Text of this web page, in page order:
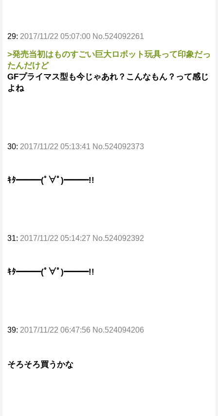
29: 2017/11/22 05:07:00 No.524092261
>発売当初はものすごい巨大ロボット玩具って印象だっ
たんだけど
GFプライマス型も今じゃあれ？こんなもん？って感じ
よね
30: 2017/11/22 05:13:41 No.524092373
ｷﾀ━━━(ﾟ∀ﾟ)━━━!!
31: 2017/11/22 05:14:27 No.524092392
ｷﾀ━━━(ﾟ∀ﾟ)━━━!!
39: 2017/11/22 06:47:56 No.524094206
そろそろ買うかな